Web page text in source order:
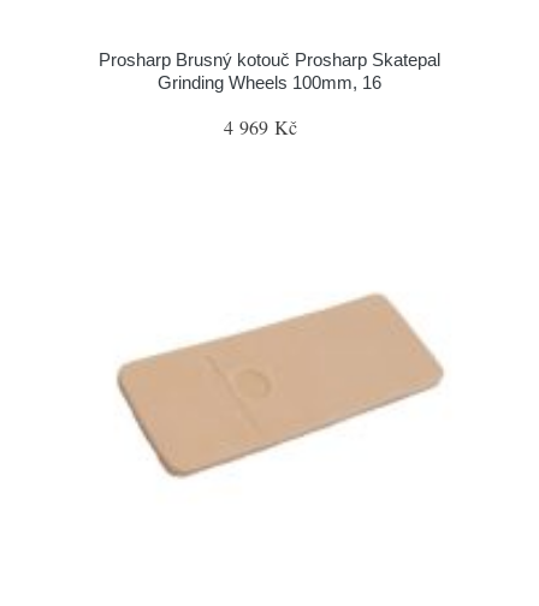
Prosharp Brusný kotouč Prosharp Skatepal
Grinding Wheels 100mm, 16
4 969 Kč